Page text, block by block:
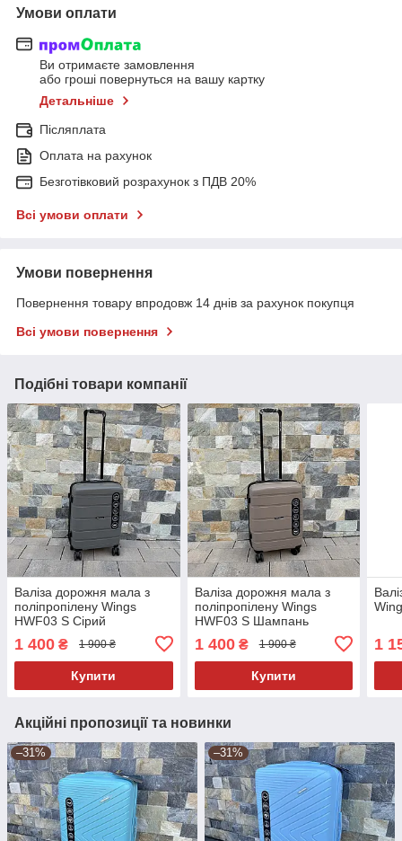
Умови оплати
Ви отримаєте замовлення
або гроші повернуться на вашу картку
Детальніше
Післяплата
Оплата на рахунок
Безготівковий розрахунок з ПДВ 20%
Всі умови оплати
Умови повернення
Повернення товару впродовж 14 днів за рахунок покупця
Всі умови повернення
Подібні товари компанії
Валіза дорожня мала з
поліпропілену Wings
HWF03 S Сірий
1 400 ₴ 1 900 ₴
Купити
Валіза дорожня мала з
поліпропілену Wings
HWF03 S Шампань
1 400₴ 1 900 ₴
Купити
1
Акційні пропозиції та новинки
–31% –31%